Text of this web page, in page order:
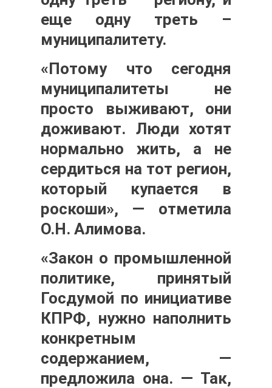
еще одну треть –
муниципалитету.
«Потому что сегодня
муниципалитеты не
просто выживают, они
доживают. Люди хотят
нормально жить, а не
сердиться на тот регион,
который купается в
роскоши», — отметила
О.Н. Алимова.
«Закон о промышленной
политике, принятый
Госдумой по инициативе
КПРФ, нужно наполнить
конкретным
содержанием, —
предложила она. — Так,